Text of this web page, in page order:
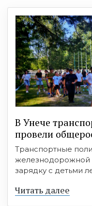
В Унече
провели
Транспортные
железнодорожной
зарядку с детьми
Читать далее